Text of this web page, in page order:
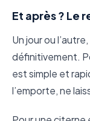
Et après ? Le
Un jour ou
définitivement.
est simple et
l’emporte, ne